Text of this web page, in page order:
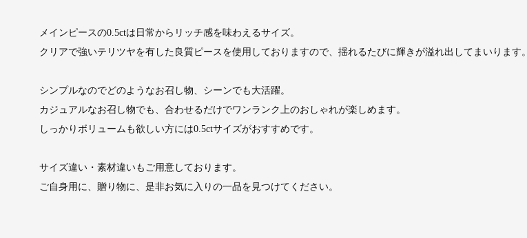
メインピースの0.5ctは日常からリッチ感を味わえるサイズ。
クリアで強いテリツヤを有した良質ピースを使用しておりますので、揺れるたびに輝きが溢れ出してまいります。
シンプルなのでどのようなお召し物、シーンでも大活躍。
カジュアルなお召し物でも、合わせるだけでワンランク上のおしゃれが楽しめます。
しっかりボリュームも欲しい方には0.5ctサイズがおすすめです。
サイズ違い・素材違いもご用意しております。
ご自身用に、贈り物に、是非お気に入りの一品を見つけてください。